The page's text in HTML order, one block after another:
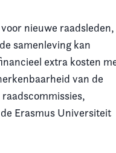
nieuwe raadsleden,
samenleving kan
extra kosten
van de
Erasmus Universiteit